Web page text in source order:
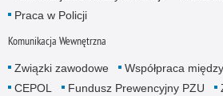
Praca w Policji
Komunikacja Wewnętrzna
Związki zawodowe Współpraca
CEPOL
Fundusz Prewencyjny PZU